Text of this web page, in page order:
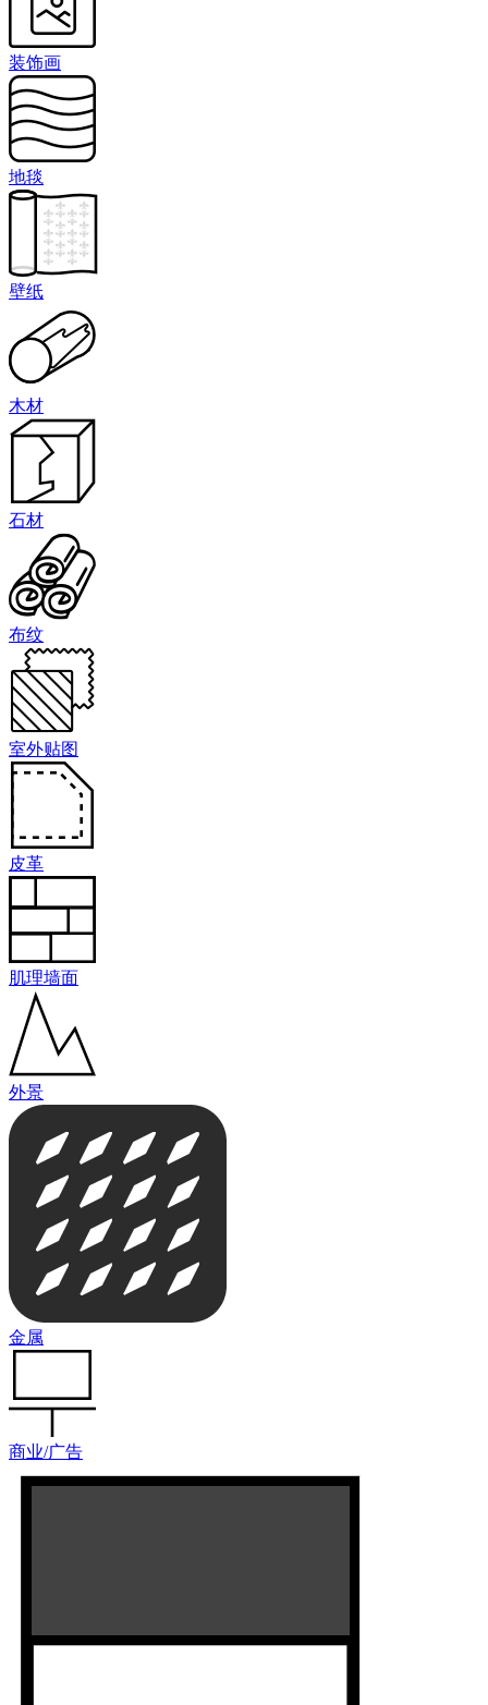
装饰画
地毯
壁纸
木材
石材
布纹
室外贴图
皮革
肌理墙面
外景
金属
商业/广告